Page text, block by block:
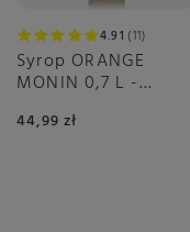
4.91 11
Syrop ORANGE
MONIN 0,7 L -
44,99 zł